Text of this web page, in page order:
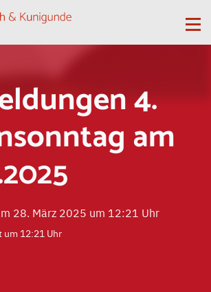
4.
am
28. März 2025 um 12:21 Uhr
12:21 Uhr